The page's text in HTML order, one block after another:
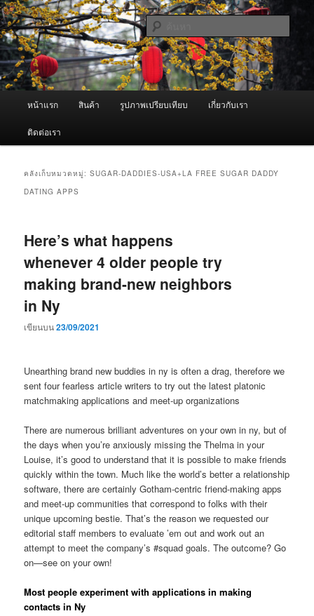
ข้าม
ไป
ยัง
เนื้อหา
หลัก
ข้าม
ไป
บทความ
รอง
ผู้นำเข้าเครื่องพ่นหมอกควัน Best
Fogger / Fogger One และ อะไหล่
จำหน่ายเครื่องพ่นหมอกควัน คุณภาพดี บริการด้วยความจริงใจ
หน้าแรก สินค้า รูปภาพเปรียบเทียบ เกี่ยวกับเรา
ติดต่อเรา
คลังเก็บหมวดหมู่:SUGAR-DADDIES-USA+LA FREE SUGAR DADDY
DATING APPS
Here’s what happens
whenever 4 older people try
making brand-new neighbors
in Ny
เขียนบน23/09/2021
Unearthing brand new buddies in ny is often a drag, therefore we
sent four fearless article writers to try out the latest platonic
matchmaking applications and meet-up organizations
There are numerous brilliant adventures on your own in ny, but of
the days when you’re anxiously missing the Thelma in your
Louise, it’s good to understand that it is possible to make friends
quickly within the town. Much like the world’s better a relationship
software, there are certainly Gotham-centric friend-making apps
and meet-up communities that correspond to folks with their
unique upcoming bestie. That’s the reason we requested our
editorial staff members to evaluate ’em out and work out an
attempt to meet the company’s #squad goals. The outcome? Go
on—see on your own!
Most people experiment with applications in making
contacts in Ny